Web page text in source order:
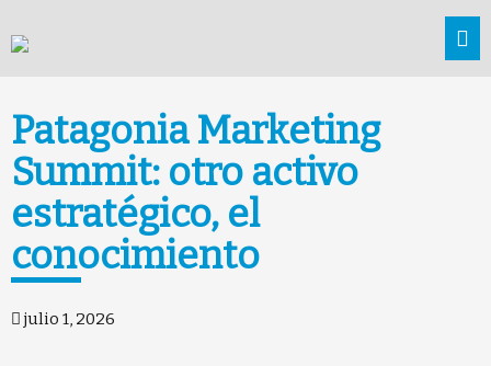
Patagonia Marketing
Summit: otro activo
estratégico, el
conocimiento
julio 1, 2026